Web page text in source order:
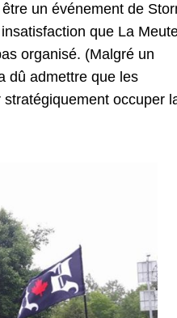
un événement de
que La
organisé. (Malgré un
dû admettre que les
occuper